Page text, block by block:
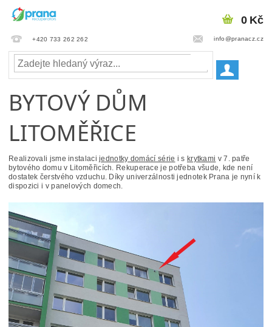
+420 733 262 262 info@pranacz.cz
0 Kč
BYTOVÝ DŮM
LITOMĚŘICE
Realizovali jsme instalacijednotky domácí série i s krytkami v 7. patře
bytového domu v Litoměřicích. Rekuperace je potřeba všude, kde není
dostatek čerstvého vzduchu. Díky univerzálnosti jednotek Prana je nyní k
dispozici i v panelových domech.